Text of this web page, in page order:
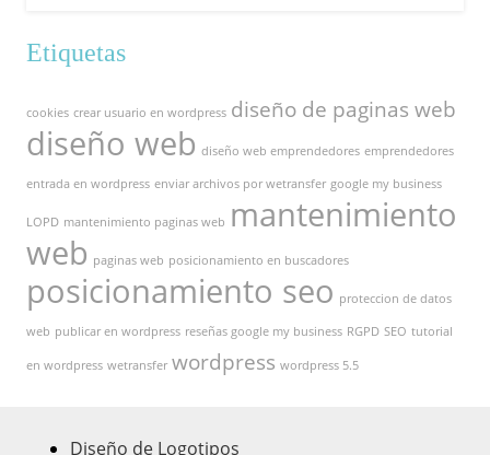
Etiquetas
cookies crear usuario en wordpress diseño de paginas web
diseño web diseño web emprendedores emprendedores
entrada en wordpress enviar archivos por wetransfer google my business
LOPD mantenimiento paginas web mantenimiento
web paginas web posicionamiento en buscadores
posicionamiento seo proteccion de datos
web publicar en wordpress reseñas google my business RGPD SEO tutorial
en wordpress wetransfer wordpress wordpress 5.5
Diseño de Logotipos